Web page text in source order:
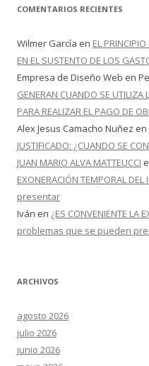
COMENTARIOS RECIENTES
Wilmer García en EL
EN EL SUSTENTO DE LOS
Empresa de Diseño Web en
GENERAN CUANDO SE UTILIZA
PARA REALIZAR EL PAGO DE
Alex Jesus Camacho Nuñez en
JUSTIFICADO: ¿CUANDO SE
JUAN MARIO ALVA MATTEUCCI
EXONERACIÓN TEMPORAL
presentar
Iván en ¿ES CONVENIENTE LA
problemas que se pueden
ARCHIVOS
agosto 2026
julio 2026
junio 2026